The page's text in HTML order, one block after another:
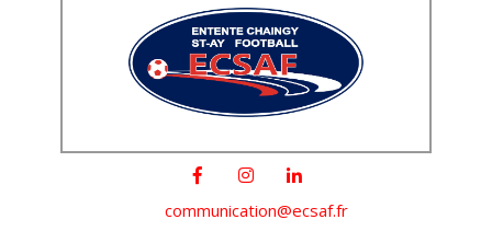
communication@ecsaf.fr